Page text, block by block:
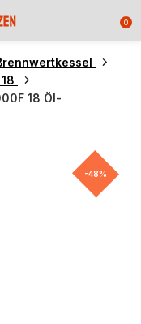
0
18 Öl-
-48%